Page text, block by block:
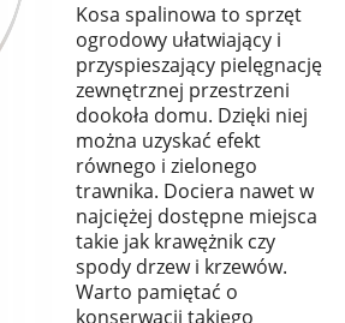
Kosa spalinowa to sprzęt
ogrodowy ułatwiający i
przyspieszający pielęgnację
zewnętrznej przestrzeni
dookoła domu. Dzięki niej
można uzyskać efekt
równego i zielonego
trawnika. Dociera nawet w
najciężej dostępne miejsca
takie jak krawężnik czy
spody drzew i krzewów.
Warto pamiętać o
konserwacji takiego